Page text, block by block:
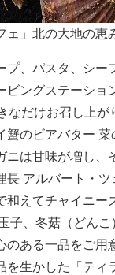
ェ」北の大地の恵
、パスタ、シー
ングステーショ
だけお召し上が
のビアバター
は甘味が増し、
アルバート・
和えてチャイニー
子、冬菇（どん
ある一品をご用
を生かした「テ